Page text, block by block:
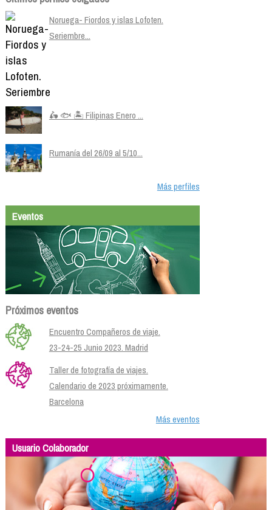
Noruega- Fiordos y islas Lofoten.
Seriembre...
🛵 🐟 🏝️ Filipinas Enero ...
Rumanía del 26/09 al 5/10...
Más perfiles
Eventos
Próximos eventos
Encuentro Compañeros de viaje.
23-24-25 Junio 2023. Madrid
Taller de fotografía de viajes.
Calendario de 2023 próximamente.
Barcelona
Más eventos
Usuario Colaborador